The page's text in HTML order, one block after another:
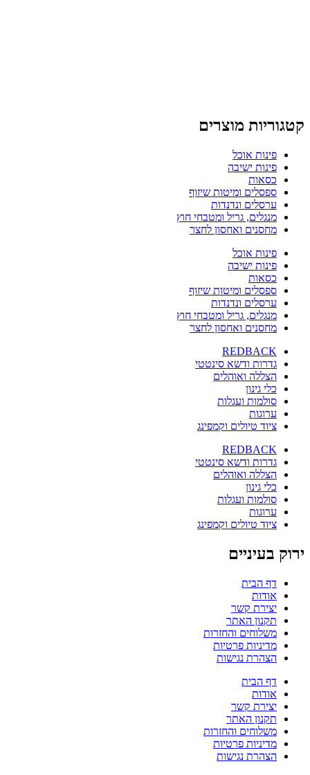
קטגוריות מוצרים
פינות אוכל
פינות ישיבה
כסאות
ספסלים ומיטות שיזוף
ערסלים ונדנדות
מנגלים, גריל ומטבחי חוץ
מחסנים ואחסון לחצר
פינות אוכל
פינות ישיבה
כסאות
ספסלים ומיטות שיזוף
ערסלים ונדנדות
מנגלים, גריל ומטבחי חוץ
מחסנים ואחסון לחצר
REDBACK
גדרות ודשא סינטטי
הצללה ואוהלים
כלי גינון
סולמות ועגלות
ערוגות
ציוד טיולים וקמפינג
REDBACK
גדרות ודשא סינטטי
הצללה ואוהלים
כלי גינון
סולמות ועגלות
ערוגות
ציוד טיולים וקמפינג
ירוק בעיניים
דף הבית
אודות
יצירת קשר
תקנון האתר
משלוחים והחזרות
מדיניות פרטיות
הצהרת נגישות
דף הבית
אודות
יצירת קשר
תקנון האתר
משלוחים והחזרות
מדיניות פרטיות
הצהרת נגישות